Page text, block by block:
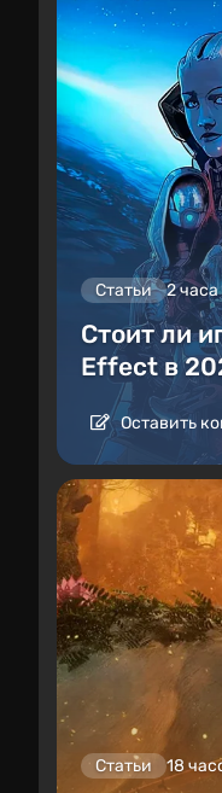
Статьи 2
Стоит ли
Effect в
Оставить
Статьи 18